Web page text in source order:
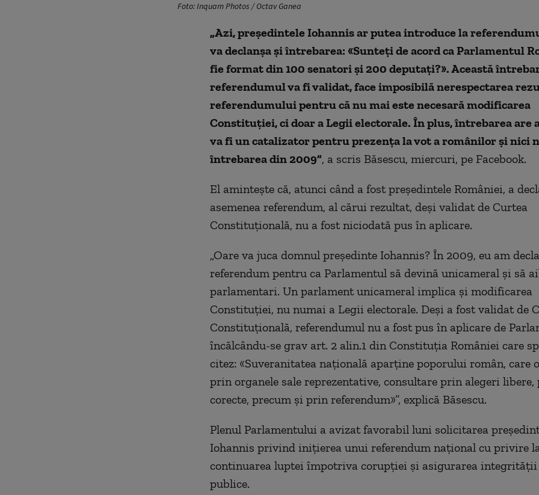
Foto: Inquam Photos / Octav Ganea
„Azi, președintele Iohannis ar putea introduce la
va declanșa și întrebarea: «Sunteți de acord ca Parlamentul
fie format din 100 senatori și 200 deputați?». Această
referendumul va fi validat, face imposibilă nerespectarea
referendumului pentru că nu mai este necesară modificarea
Constituției, ci doar a Legii electorale. În plus, întrebarea are
va fi un catalizator pentru prezența la vot a românilor și nici
întrebarea din 2009”, a scris Băsescu, miercuri, pe Facebook.
El amintește că, atunci când a fost președintele României, a
asemenea referendum, al cărui rezultat, deși validat de Curtea
Constituțională, nu a fost niciodată pus în aplicare.
„Oare va juca domnul președinte Iohannis? În 2009, eu am
referendum pentru ca Parlamentul să devină unicameral și să
parlamentari. Un parlament unicameral implica și modificarea
Constituției, nu numai a Legii electorale. Deși a fost validat de
Constituțională, referendumul nu a fost pus în aplicare de
încălcându-se grav art. 2 alin.1 din Constituția României care
citez: «Suveranitatea națională aparține poporului român, care
prin organele sale reprezentative, consultare prin alegeri libere,
corecte, precum și prin referendum»”, explică Băsescu.
Plenul Parlamentului a avizat favorabil luni solicitarea
Iohannis privind inițierea unui referendum național cu privire
continuarea luptei împotriva corupției și asigurarea
publice.